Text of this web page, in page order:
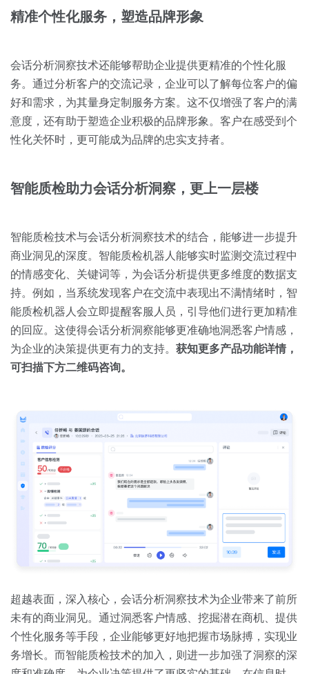
精准个性化服务，塑造品牌形象
会话分析洞察技术还能够帮助企业提供更精准的个性化服
务。通过分析客户的交流记录，企业可以了解每位客户的偏
好和需求，为其量身定制服务方案。这不仅增强了客户的满
意度，还有助于塑造企业积极的品牌形象。客户在感受到个
性化关怀时，更可能成为品牌的忠实支持者。
智能质检助力会话分析洞察，更上一层楼
智能质检技术与会话分析洞察技术的结合，能够进一步提升
商业洞见的深度。智能质检机器人能够实时监测交流过程中
的情感变化、关键词等，为会话分析提供更多维度的数据支
持。例如，当系统发现客户在交流中表现出不满情绪时，智
能质检机器人会立即提醒客服人员，引导他们进行更加精准
的回应。这使得会话分析洞察能够更准确地洞悉客户情感，
为企业的决策提供更有力的支持。 获知更多产品功能详情，
可扫描下方二维码咨询。
超越表面，深入核心，会话分析洞察技术为企业带来了前所
未有的商业洞见。通过洞悉客户情感、挖掘潜在商机、提供
个性化服务等手段，企业能够更好地把握市场脉搏，实现业
务增长。而智能质检技术的加入，则进一步加强了洞察的深